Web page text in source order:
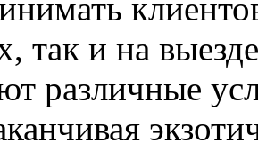
так и на
различные